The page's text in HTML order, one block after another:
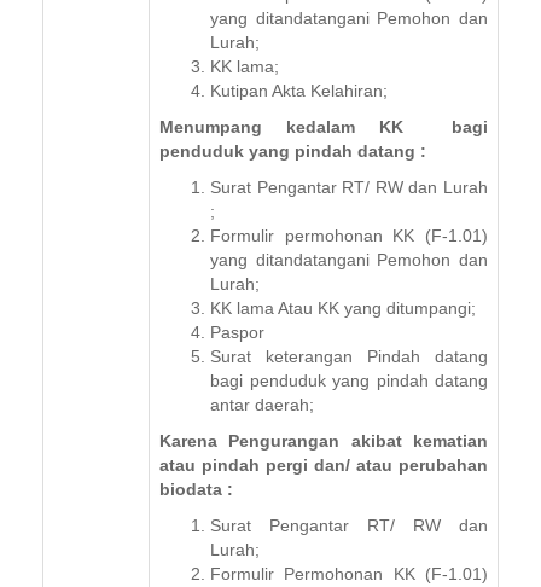
yang ditandatangani Pemohon dan
Lurah;
KK lama;
Kutipan Akta Kelahiran;
Menumpang kedalam KK bagi
penduduk yang pindah datang :
Surat Pengantar RT/ RW dan Lurah
;
Formulir permohonan KK (F-1.01)
yang ditandatangani Pemohon dan
Lurah;
KK lama Atau KK yang ditumpangi;
Paspor
Surat keterangan Pindah datang
bagi penduduk yang pindah datang
antar daerah;
Karena Pengurangan akibat kematian
atau pindah pergi dan/ atau perubahan
biodata :
Surat Pengantar RT/ RW dan
Lurah;
Formulir Permohonan KK (F-1.01)